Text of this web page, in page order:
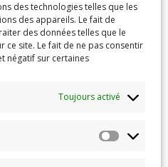
des technologies telles que les
des appareils. Le fait de
des données telles que le
ce site. Le fait de ne pas consentir
négatif sur certaines
Toujours activé